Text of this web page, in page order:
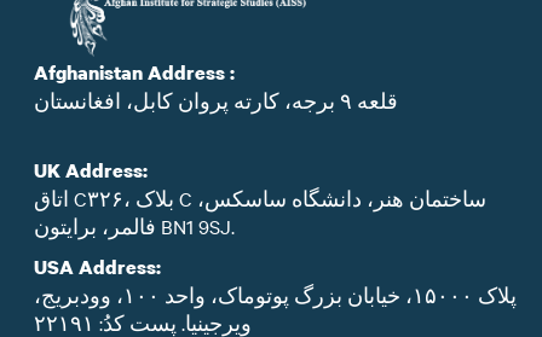
Afghanistan Address :
قلعه ۹ برجه، کارته پروان کابل، افغانستان
UK Address:
اتاق C۳۲۶، بلاک C ساختمان هنر، دانشگاه ساسکس،
فالمر، برایتون BN1 9SJ.
USA Address:
پلاک ۱۵۰۰۰، خیابان بزرگ پوتوماک، واحد ۱۰۰، وودبریج،
ویرجینیا. پست‌ کدُ: ۲۲۱۹۱